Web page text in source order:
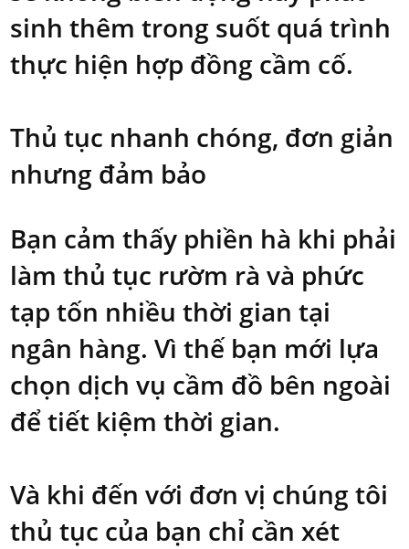
sinh thêm trong suốt quá trình
thực hiện hợp đồng cầm cố.
Thủ tục nhanh chóng, đơn giản
nhưng đảm bảo
Bạn cảm thấy phiền hà khi phải
làm thủ tục rườm rà và phức
tạp tốn nhiều thời gian tại
ngân hàng. Vì thế bạn mới lựa
chọn dịch vụ cầm đồ bên ngoài
để tiết kiệm thời gian.
Và khi đến với đơn vị chúng tôi
thủ tục của bạn chỉ cần xét